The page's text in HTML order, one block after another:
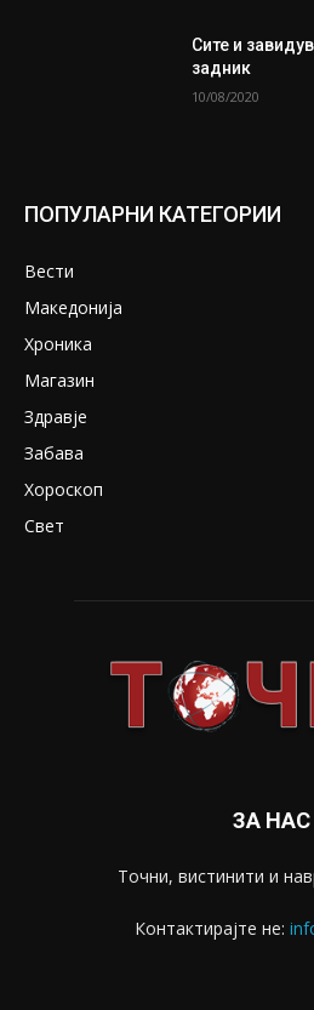
Сите и
задник
10/08/2020
ПОПУЛАРНИ КАТЕГОРИИ
Вести
Македонија
Хроника
Магазин
Здравје
Забава
Хороскоп
Свет
ЗА НАС
Точни, вистинити и
Контактирајте не: